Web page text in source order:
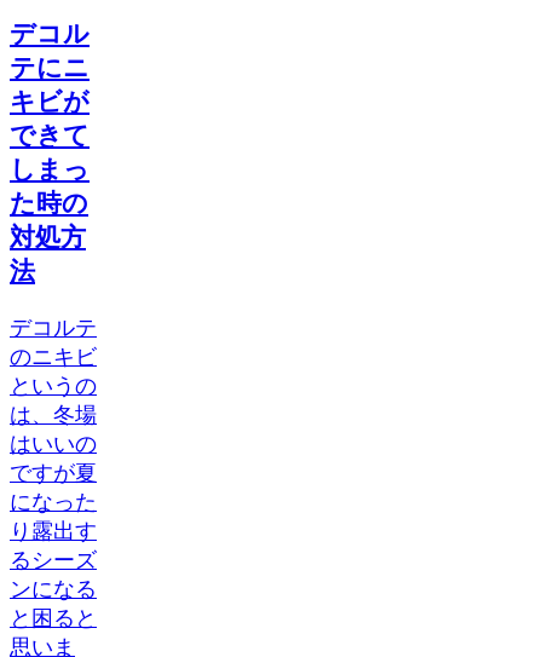
デコル
テにニ
キビが
できて
しまっ
た時の
対処方
法
デコルテ
のニキビ
というの
は、冬場
はいいの
ですが夏
になった
り露出す
るシーズ
ンになる
と困ると
思いま